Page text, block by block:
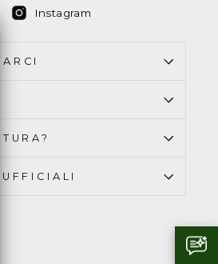
Condividi
Facebook
Instagram
Instagram